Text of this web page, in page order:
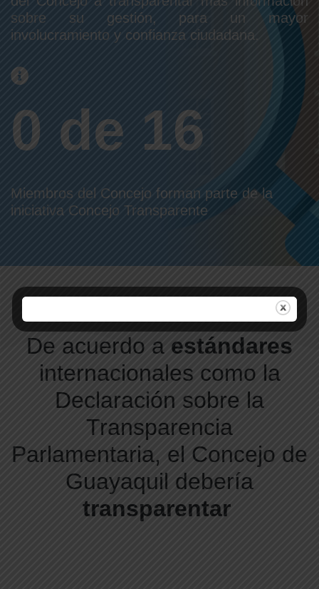
sobre su gestión, para un mayor
involucramiento y confianza ciudadana.
0 de 16
Miembros del Concejo forman parte de la
iniciativa Concejo Transparente
De acuerdo a estándares
internacionales como la
Declaración sobre la
Transparencia
Parlamentaria, el Concejo de
Guayaquil debería
transparentar